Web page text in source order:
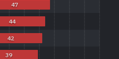
39
42
44
47